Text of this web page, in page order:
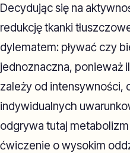
Decydując się na
redukcję tkanki
dylematem: pływać czy
jednoznaczna, ponieważ
zależy od intensywności,
indywidualnych
odgrywa tutaj
ćwiczenie o wysokim